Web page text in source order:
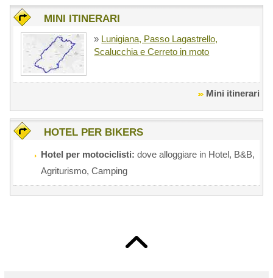
MINI ITINERARI
» Lunigiana, Passo Lagastrello,
Scalucchia e Cerreto in moto
Mini itinerari
HOTEL PER BIKERS
Hotel per motociclisti: dove alloggiare in Hotel, B&B,
Agriturismo, Camping